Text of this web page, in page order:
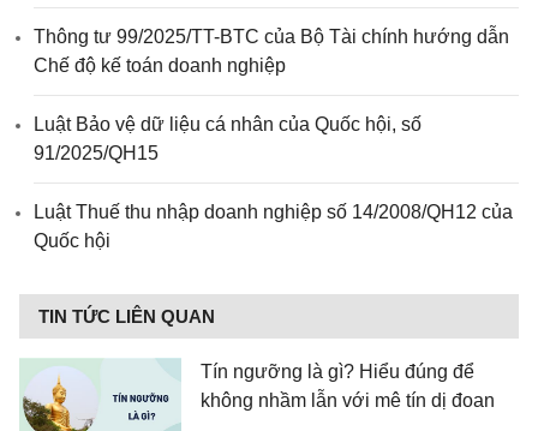
Thông tư 99/2025/TT-BTC của Bộ Tài chính hướng dẫn
Chế độ kế toán doanh nghiệp
Luật Bảo vệ dữ liệu cá nhân của Quốc hội, số
91/2025/QH15
Luật Thuế thu nhập doanh nghiệp số 14/2008/QH12 của
Quốc hội
TIN TỨC LIÊN QUAN
Tín ngưỡng là gì? Hiểu đúng để
không nhầm lẫn với mê tín dị đoan